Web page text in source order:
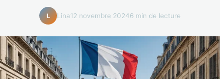
L Lina12 novembre 20246 min de lecture